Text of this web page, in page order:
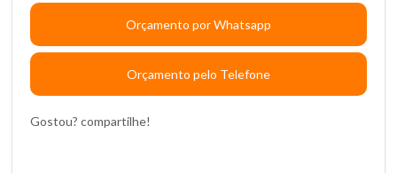
Orçamento por Whatsapp
Orçamento pelo Telefone
Gostou? compartilhe!